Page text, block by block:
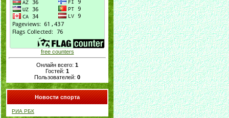
free counters
Онлайн всего: 1
Гостей: 1
Пользователей: 0
Новости спорта
РИА РБК